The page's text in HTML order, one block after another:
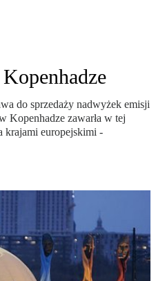
do sprzedaży nadwyżek emisji
Kopenhadze zawarła w tej
krajami europejskimi -